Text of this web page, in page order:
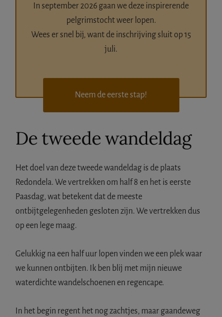
In september 2026 gaan we deze inspirerende
pelgrimstocht weer lopen.
Wees er snel bij, want de inschrijving sluit op 15
juli.
Neem de eerste stap!
De tweede wandeldag
Het doel van deze tweede wandeldag is de plaats
Redondela. We vertrekken om half 8 en het is eerste
Paasdag, wat betekent dat de meeste
ontbijtgelegenheden gesloten zijn. We vertrekken dus
op een lege maag.
Gelukkig na een half uur lopen vinden we een plek waar
we kunnen ontbijten. Ik ben blij met mijn nieuwe
waterdichte wandelschoenen en regencape.
In het begin regent het nog zachtjes, maar gaandeweg